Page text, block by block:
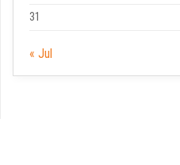
31
« Jul